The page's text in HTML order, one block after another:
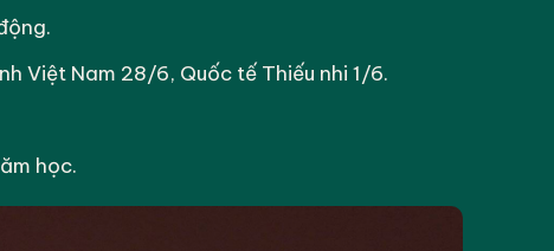
Việt Nam 28/6, Quốc tế Thiếu nhi 1/6.
học.